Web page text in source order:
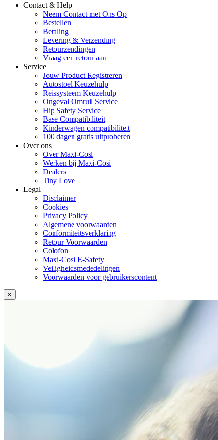
Contact & Help
Neem Contact met Ons Op
Bestellen
Betaling
Levering & Verzending
Retourzendingen
Vraag een retour aan
Service
Jouw Product Registreren
Autostoel Keuzehulp
Reissysteem Keuzehulp
Ongeval Omruil Service
Hip Safety Service
Base Compatibiliteit
Kinderwagen compatibiliteit
100 dagen gratis uitproberen
Over ons
Over Maxi-Cosi
Werken bij Maxi-Cosi
Dealers
Tiny Love
Legal
Disclaimer
Cookies
Privacy Policy
Algemene voorwaarden
Conformiteitsverklaring
Retour Voorwaarden
Colofon
Maxi-Cosi E-Safety
Veiligheidsmededelingen
Voorwaarden voor gebruikerscontent
×